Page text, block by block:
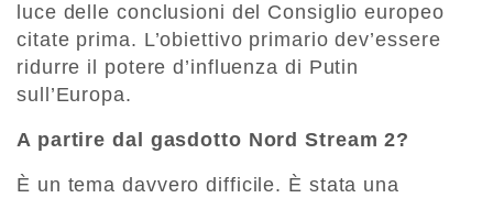
luce delle conclusioni del Consiglio europeo
citate prima. L’obiettivo primario dev’essere
ridurre il potere d’influenza di Putin
sull’Europa.
A partire dal gasdotto Nord Stream 2?
È un tema davvero difficile. È stata una